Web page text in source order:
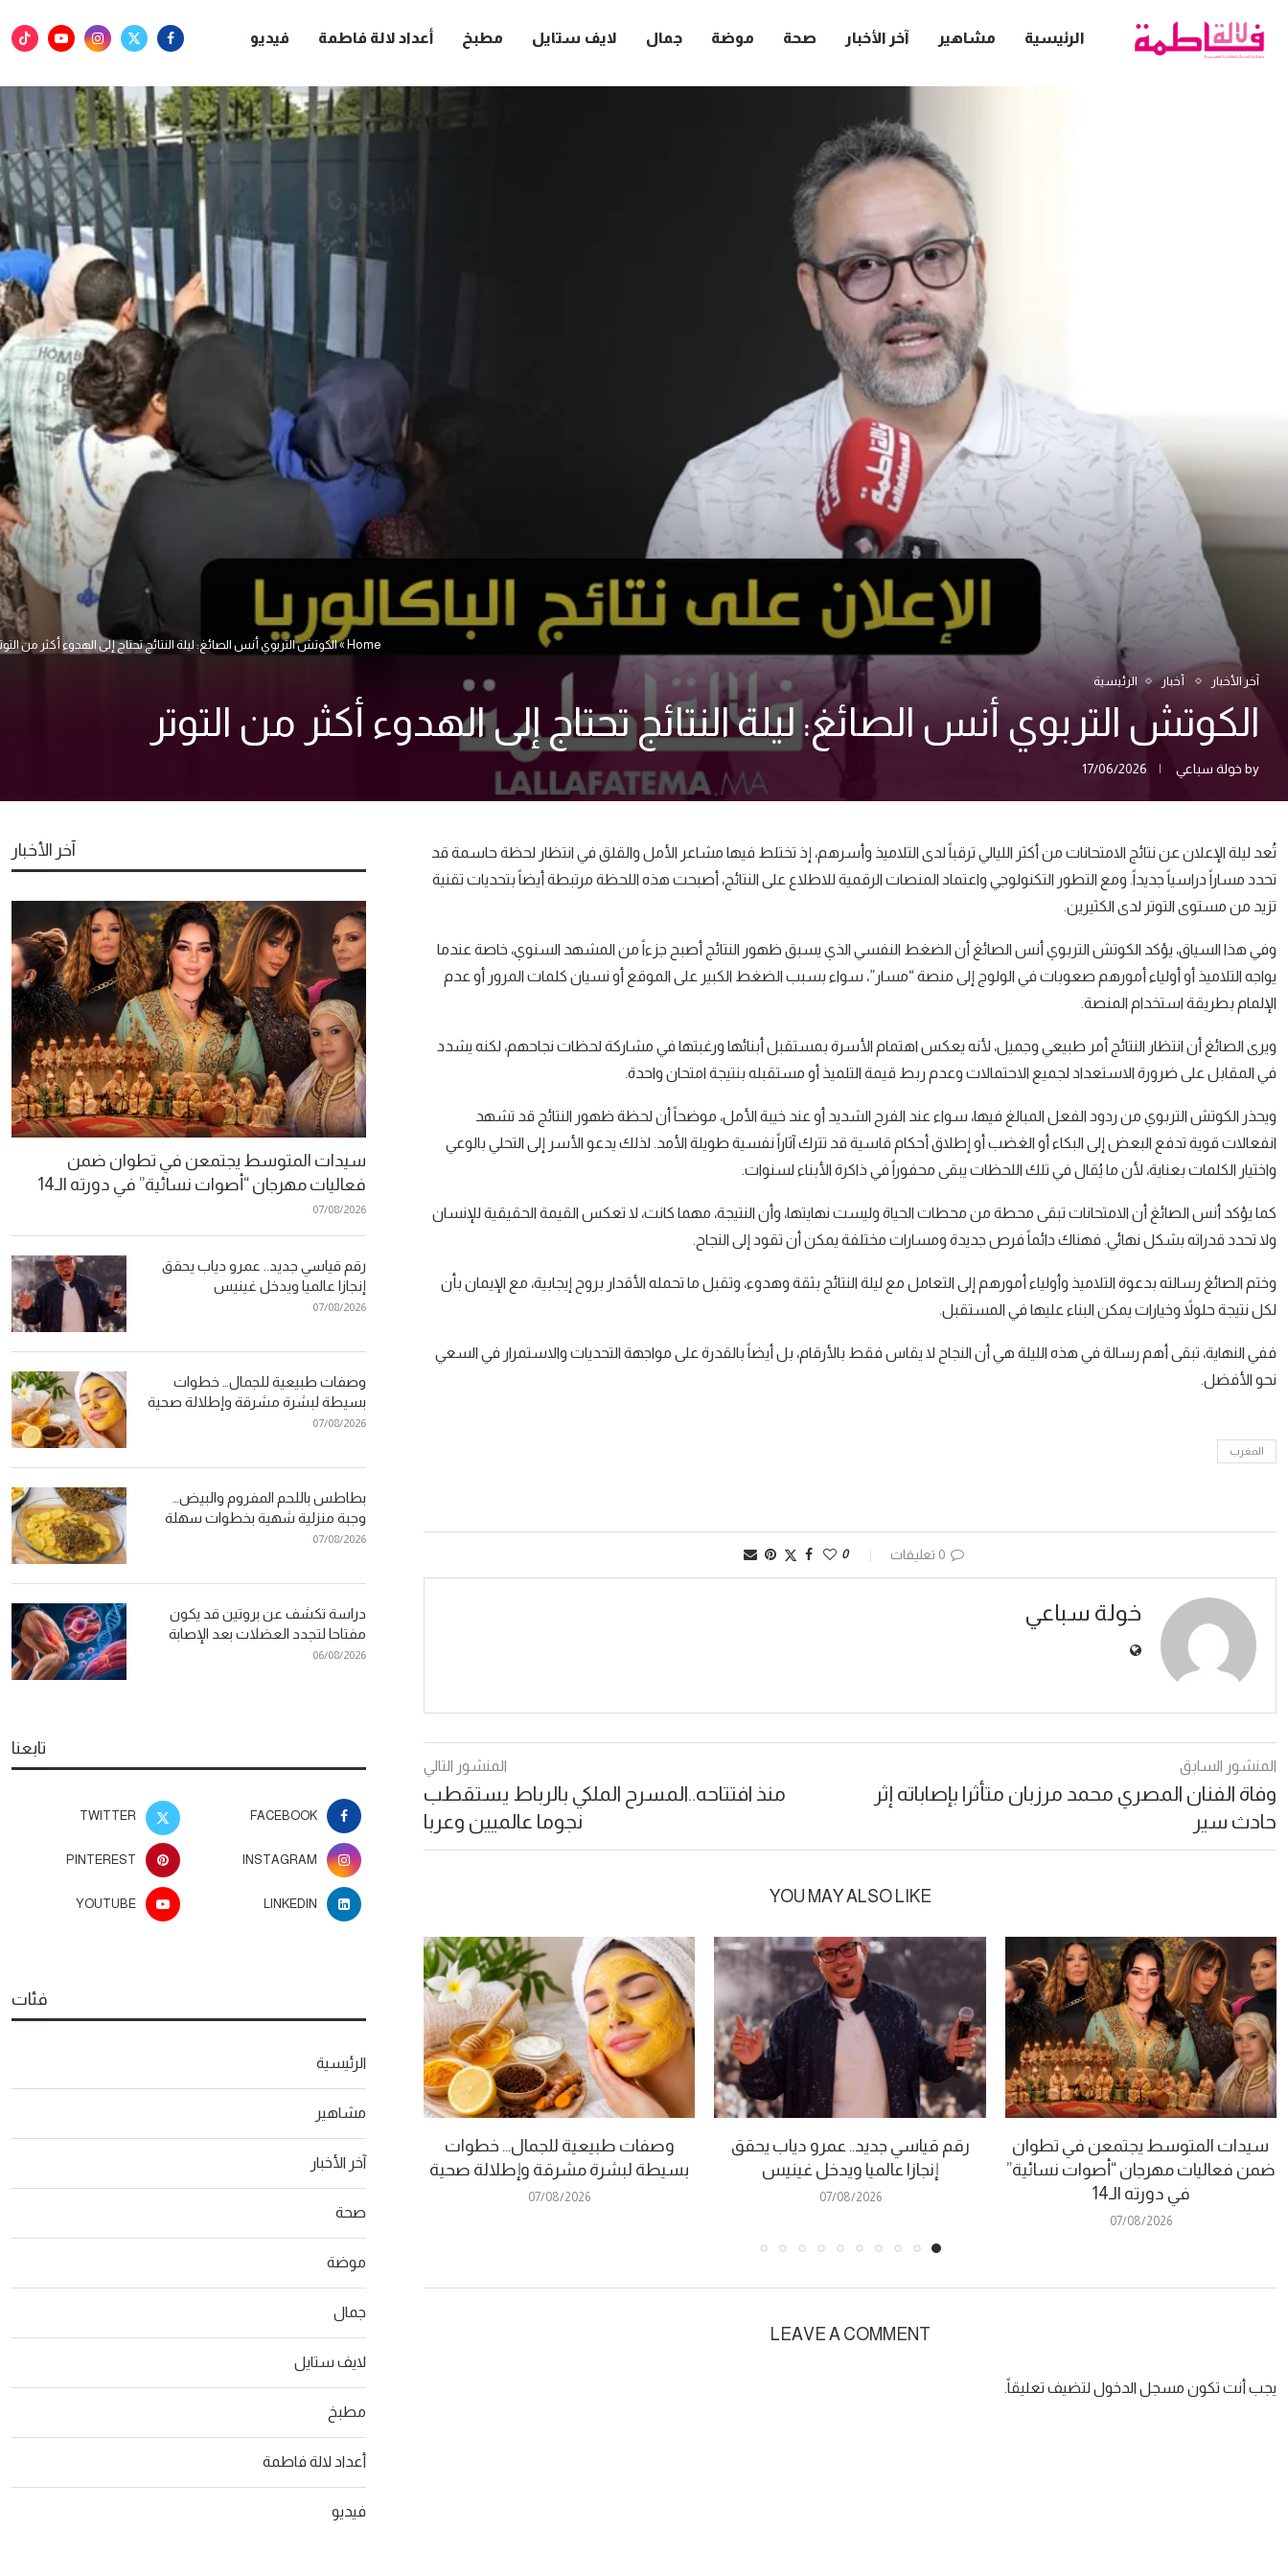
الرئيسية مشاهير آخر الأخبار صحة موضة جمال لايف ستايل مطبخ أعداد لالة فاطمة فيديو
Home
»الكوتش التربوي أنس الصائغ: ليلة النتائج تحتاج إلى الهدوء أكثر من
آخر الأخبار أخبار الرئيسية
الكوتش التربوي أنس الصائغ: ليلة النتائج تحتاج إلى الهدوء أكثر من التوتر
by خولة سباعي 17/06/2026
تُعد ليلة الإعلان عن نتائج الامتحانات من أكثر الليالي ترقباً لدى التلاميذ وأسرهم، إذ تختلط فيها مشاعر الأمل والقلق في انتظار لحظة حاسمة قد
تحدد مساراً دراسياً جديداً. ومع التطور التكنولوجي واعتماد المنصات الرقمية للاطلاع على النتائج، أصبحت هذه اللحظة مرتبطة أيضاً بتحديات تقنية
تزيد من مستوى التوتر لدى الكثيرين.
وفي هذا السياق، يؤكد الكوتش التربوي أنس الصائغ أن الضغط النفسي الذي يسبق ظهور النتائج أصبح جزءاً من المشهد السنوي، خاصة عندما
يواجه التلاميذ أو أولياء أمورهم صعوبات في الولوج إلى منصة “مسار”، سواء بسبب الضغط الكبير على الموقع أو نسيان كلمات المرور أو عدم
الإلمام بطريقة استخدام المنصة.
ويرى الصائغ أن انتظار النتائج أمر طبيعي وجميل، لأنه يعكس اهتمام الأسرة بمستقبل أبنائها ورغبتها في مشاركة لحظات نجاحهم، لكنه يشدد
في المقابل على ضرورة الاستعداد لجميع الاحتمالات وعدم ربط قيمة التلميذ أو مستقبله بنتيجة امتحان واحدة.
ويحذر الكوتش التربوي من ردود الفعل المبالغ فيها، سواء عند الفرح الشديد أو عند خيبة الأمل، موضحاً أن لحظة ظهور النتائج قد تشهد
انفعالات قوية تدفع البعض إلى البكاء أو الغضب أو إطلاق أحكام قاسية قد تترك آثاراً نفسية طويلة الأمد. لذلك يدعو الأسر إلى التحلي بالوعي
واختيار الكلمات بعناية، لأن ما يُقال في تلك اللحظات يبقى محفوراً في ذاكرة الأبناء لسنوات.
كما يؤكد أنس الصائغ أن الامتحانات تبقى محطة من محطات الحياة وليست نهايتها، وأن النتيجة، مهما كانت، لا تعكس القيمة الحقيقية للإنسان
ولا تحدد قدراته بشكل نهائي. فهناك دائماً فرص جديدة ومسارات مختلفة يمكن أن تقود إلى النجاح.
وختم الصائغ رسالته بدعوة التلاميذ وأولياء أمورهم إلى التعامل مع ليلة النتائج بثقة وهدوء، وتقبل ما تحمله الأقدار بروح إيجابية، مع الإيمان بأن
لكل نتيجة حلولاً وخيارات يمكن البناء عليها في المستقبل.
ففي النهاية، تبقى أهم رسالة في هذه الليلة هي أن النجاح لا يقاس فقط بالأرقام، بل أيضاً بالقدرة على مواجهة التحديات والاستمرار في السعي
نحو الأفضل.
المغرب
0 تعليقات 0
خولة سباعي
المنشور السابق
وفاة الفنان المصري محمد مرزبان متأثرا بإصاباته إثر
حادث سير
المنشور التالي
منذ افتتاحه..المسرح الملكي بالرباط يستقطب
نجوما عالميين وعربا
YOU MAY ALSO LIKE
سيدات المتوسط يجتمعن في تطوان
ضمن فعاليات مهرجان “أصوات نسائية”
في دورته الـ14
07/08/2026
رقم قياسي جديد.. عمرو دياب يحقق
إنجازا عالميا ويدخل غينيس
07/08/2026
وصفات طبيعية للجمال… خطوات
بسيطة لبشرة مشرقة وإطلالة صحية
07/08/2026
مفتاحا لتجدد العضلات بعد الإصابة
LEAVE A COMMENT
يجب أنت تكون مسجل الدخول لتضيف تعليقاً.
آخر الأخبار
سيدات المتوسط يجتمعن في تطوان ضمن
فعاليات مهرجان “أصوات نسائية” في دورته الـ14
07/08/2026
رقم قياسي جديد.. عمرو دياب يحقق
إنجازا عالميا ويدخل غينيس
07/08/2026
وصفات طبيعية للجمال… خطوات
بسيطة لبشرة مشرقة وإطلالة صحية
07/08/2026
بطاطس باللحم المفروم والبيض…
وجبة منزلية شهية بخطوات سهلة
07/08/2026
دراسة تكشف عن بروتين قد يكون
مفتاحا لتجدد العضلات بعد الإصابة
06/08/2026
تابعنا
FACEBOOK
TWITTER
INSTAGRAM
PINTEREST
LINKEDIN
YOUTUBE
فئات
الرئيسية
مشاهير
آخر الأخبار
صحة
موضة
جمال
لايف ستايل
مطبخ
أعداد لالة فاطمة
فيديو